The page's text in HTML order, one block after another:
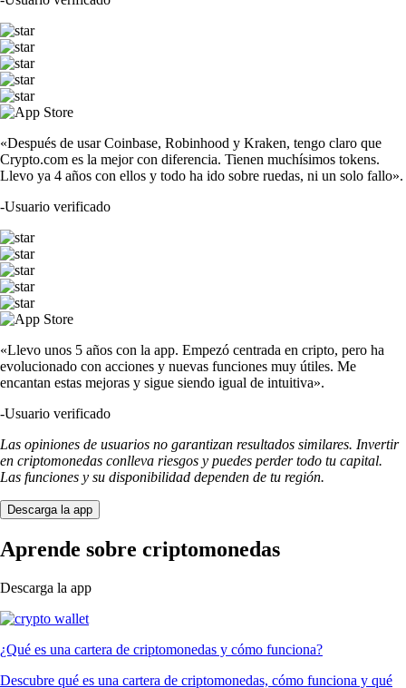
«Después de usar Coinbase, Robinhood y Kraken, tengo claro que
Crypto.com es la mejor con diferencia. Tienen muchísimos tokens.
Llevo ya 4 años con ellos y todo ha ido sobre ruedas, ni un solo fallo».
-Usuario verificado
«Llevo unos 5 años con la app. Empezó centrada en cripto, pero ha
evolucionado con acciones y nuevas funciones muy útiles. Me
encantan estas mejoras y sigue siendo igual de intuitiva».
-Usuario verificado
Las opiniones de usuarios no garantizan resultados similares. Invertir
en criptomonedas conlleva riesgos y puedes perder todo tu capital.
Las funciones y su disponibilidad dependen de tu región.
Descarga la app
Aprende sobre criptomonedas
Descarga la app
¿Qué es una cartera de criptomonedas y cómo funciona?
Descubre qué es una cartera de criptomonedas, cómo funciona y qué